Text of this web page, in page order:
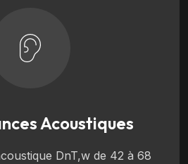
Acoustiques
DnT,w de 42 à 68